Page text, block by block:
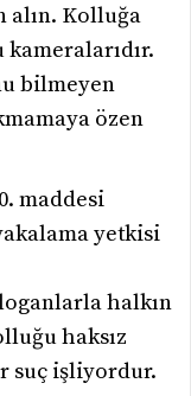
alın. Kolluğa
bilmeyen
özen
maddesi
yetkisi
halkın
haksız
suç işliyordur.